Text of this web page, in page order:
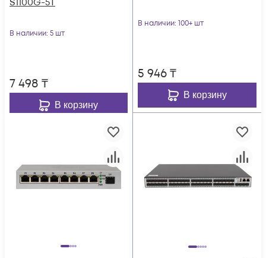
В наличии: 5 шт
7 498 ₸
В корзину
В наличии: 100+ шт
5 946₸
В корзину